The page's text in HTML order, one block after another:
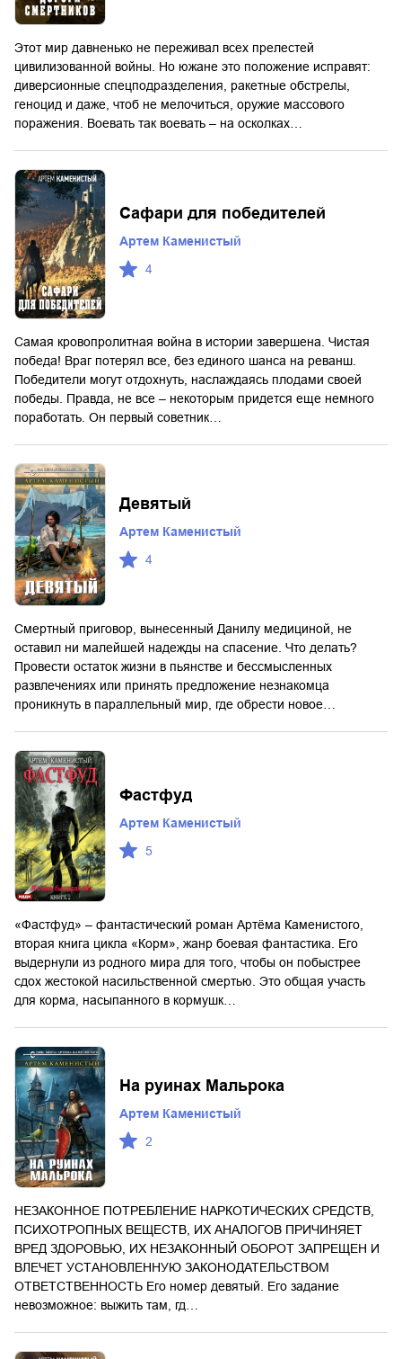
Этот мир давненько не переживал всех прелестей
цивилизованной войны. Но южане это положение исправят:
диверсионные спецподразделения, ракетные обстрелы,
геноцид и даже, чтоб не мелочиться, оружие массового
поражения. Воевать так воевать – на осколках…
Сафари для победителей
Артем Каменистый
4
Самая кровопролитная война в истории завершена. Чистая
победа! Враг потерял все, без единого шанса на реванш.
Победители могут отдохнуть, наслаждаясь плодами своей
победы. Правда, не все – некоторым придется еще немного
поработать. Он первый советник…
Девятый
Артем Каменистый
4
Смертный приговор, вынесенный Данилу медициной, не
оставил ни малейшей надежды на спасение. Что делать?
Провести остаток жизни в пьянстве и бессмысленных
развлечениях или принять предложение незнакомца
проникнуть в параллельный мир, где обрести новое…
Фастфуд
Артем Каменистый
5
«Фастфуд» – фантастический роман Артёма Каменистого,
вторая книга цикла «Корм», жанр боевая фантастика. Его
выдернули из родного мира для того, чтобы он побыстрее
сдох жестокой насильственной смертью. Это общая участь
для корма, насыпанного в кормушк…
На руинах Мальрока
Артем Каменистый
2
НЕЗАКОННОЕ ПОТРЕБЛЕНИЕ НАРКОТИЧЕСКИХ СРЕДСТВ,
ПСИХОТРОПНЫХ ВЕЩЕСТВ, ИХ АНАЛОГОВ ПРИЧИНЯЕТ
ВРЕД ЗДОРОВЬЮ, ИХ НЕЗАКОННЫЙ ОБОРОТ ЗАПРЕЩЕН И
ВЛЕЧЕТ УСТАНОВЛЕННУЮ ЗАКОНОДАТЕЛЬСТВОМ
ОТВЕТСТВЕННОСТЬ Его номер девятый. Его задание
невозможное: выжить там, гд…